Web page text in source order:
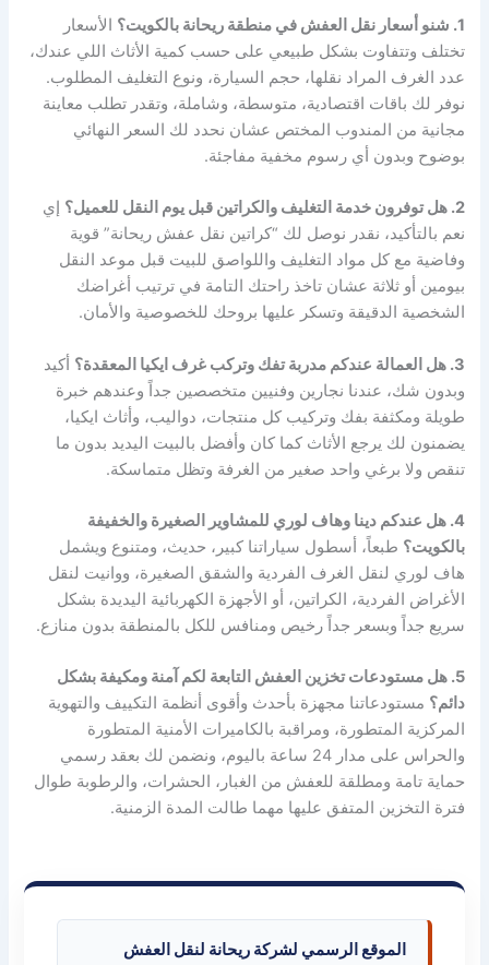
1. شنو أسعار نقل العفش في منطقة ريحانة بالكويت؟
الأسعار
تختلف وتتفاوت بشكل طبيعي على حسب كمية الأثاث اللي عندك،
عدد الغرف المراد نقلها، حجم السيارة، ونوع التغليف المطلوب.
نوفر لك باقات اقتصادية، متوسطة، وشاملة، وتقدر تطلب معاينة
مجانية من المندوب المختص عشان نحدد لك السعر النهائي
بوضوح وبدون أي رسوم مخفية مفاجئة.
2. هل توفرون خدمة التغليف والكراتين قبل يوم النقل للعميل؟
إي
نعم بالتأكيد، نقدر نوصل لك “كراتين نقل عفش ريحانة” قوية
وفاضية مع كل مواد التغليف واللواصق للبيت قبل موعد النقل
بيومين أو ثلاثة عشان تاخذ راحتك التامة في ترتيب أغراضك
الشخصية الدقيقة وتسكر عليها بروحك للخصوصية والأمان.
3. هل العمالة عندكم مدربة تفك وتركب غرف ايكيا المعقدة؟
أكيد
وبدون شك، عندنا نجارين وفنيين متخصصين جداً وعندهم خبرة
طويلة ومكثفة بفك وتركيب كل منتجات، دواليب، وأثاث ايكيا،
يضمنون لك يرجع الأثاث كما كان وأفضل بالبيت اليديد بدون ما
تنقص ولا برغي واحد صغير من الغرفة وتظل متماسكة.
4. هل عندكم دينا وهاف لوري للمشاوير الصغيرة والخفيفة
بالكويت؟ طبعاً، أسطول سياراتنا كبير، حديث، ومتنوع ويشمل
هاف لوري لنقل الغرف الفردية والشقق الصغيرة، ووانيت لنقل
الأغراض الفردية، الكراتين، أو الأجهزة الكهربائية اليديدة بشكل
سريع جداً وبسعر جداً رخيص ومنافس للكل بالمنطقة بدون منازع.
5. هل مستودعات تخزين العفش التابعة لكم آمنة ومكيفة بشكل
دائم؟ مستودعاتنا مجهزة بأحدث وأقوى أنظمة التكييف والتهوية
المركزية المتطورة، ومراقبة بالكاميرات الأمنية المتطورة
والحراس على مدار 24 ساعة باليوم، ونضمن لك بعقد رسمي
حماية تامة ومطلقة للعفش من الغبار، الحشرات، والرطوبة طوال
فترة التخزين المتفق عليها مهما طالت المدة الزمنية.
الموقع الرسمي لشركة ريحانة لنقل العفش